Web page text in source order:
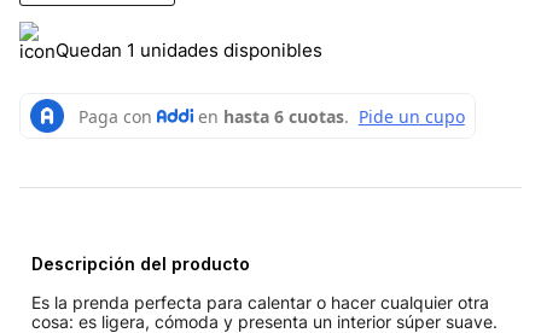
Quedan 1 unidades disponibles
Descripción del producto
Es la prenda perfecta para calentar o hacer cualquier otra
cosa: es ligera, cómoda y presenta un interior súper suave.